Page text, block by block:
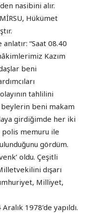
nasibini alır.
Hükümet
“Saat 08.40
Kazım
beni
tahlilini
beylerin beni makam
girdiğimde her iki
polis memuru ile
gördüm.
oldu. Çeşitli
dışarı
Milliyet,
1978’de yapıldı.